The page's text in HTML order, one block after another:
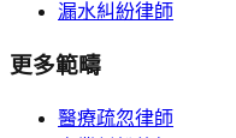
漏水糾紛律師
更多範疇
醫療疏忽律師